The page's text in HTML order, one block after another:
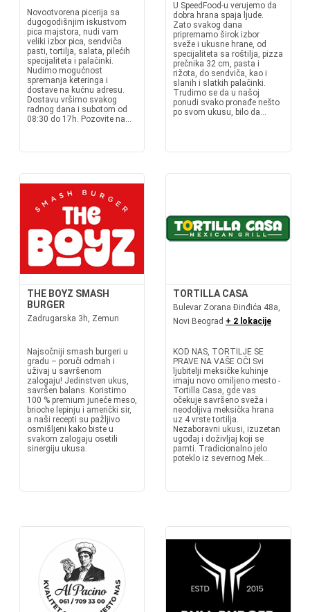
Novootvorena picerija sa
dugogodišnjim iskustvom
pica majstora, nudi vam
veliki izbor pica, sendviča
pasti, tortilja, salata, pilećih
specijaliteta i palačinki.
Nudimo mogućnost
spremanja keteringa i
dostave na kućnu adresu.
Dostavu vršimo svakog
radnog dana i subotom od
08:30 do 17h. Pozovite na...
U SpeedFood-u verujemo da
dobra hrana spaja ljude.
Zato svakog dana
pripremamo širok izbor
sveže i ukusne hrane, od
specijaliteta sa roštilja, pizza
prečnika 32 cm, pasta i
rižota, do sendviča, kao i
slanih i slatkih palačinki.
Trudimo se da u našoj
ponudi svako pronađe nešto
po svom ukusu, bilo da...
THE BOYZ SMASH
BURGER
Zadrugarska 3h, Zemun
Najsočniji smash burgeri u
gradu – poruči odmah i
uživaj u savršenom
zalogaju! Jedinstven ukus,
savršen balans. Koristimo
100 % premium juneće meso,
brioche lepinju i američki sir,
a naši recepti su pažljivo
osmišljeni kako biste u
svakom zalogaju osetili
sinergiju ukusa.
TORTILLA CASA
Bulevar Zorana Đinđića 48a,
Novi Beograd + 2 lokacije
KOD NAS, TORTILJE SE
PRAVE NA VAŠE OČI Svi
ljubitelji meksičke kuhinje
imaju novo omiljeno mesto -
Tortilla Casa, gde vas
očekuje savršeno sveža i
neodoljiva meksička hrana
uz 4 vrste tortilja.
Nezaboravni ukusi, izuzetan
ugođaj i doživljaj koji se
pamti. Tradicionalno jelo
poteklo iz severnog Mek...